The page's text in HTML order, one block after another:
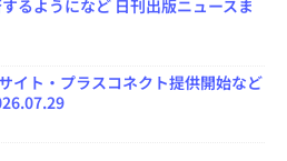
るようになど 日刊出版ニュースま
イト・プラスコネクト提供開始など